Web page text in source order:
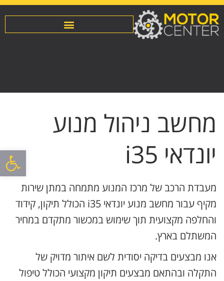
פתח
מחשב ניהול מנוע
יונדאי i35
מעבדת הרכב של מרכז המנוע מתמחה במתן שירות
מקיף עבור מחשב מנוע יונדאי i35 הכולל תיקון, קידוד
והחלפה מקצועית תוך שימוש במכשור מתקדם במחיר
המשתלם בארץ.
אנו מבצעים בדיקה יסודית לשם איתור מדויק של
התקלה ובהתאם מבצעים תיקון מקצועי הכולל טיפול